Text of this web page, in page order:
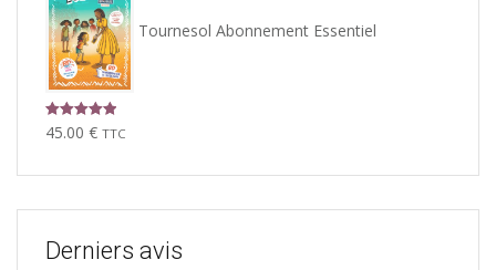
Tournesol Abonnement Essentiel
Note 5.00
45.00 € TTC
Derniers avis